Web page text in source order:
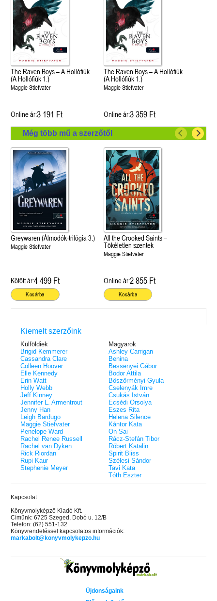
The Raven Boys – A Hollófiúk
(A Hollófiúk 1.)
Maggie Stiefvater
Online ár:3 191 Ft
The Raven Boys – A Hollófiúk
(A Hollófiúk 1.)
Maggie Stiefvater
Online ár:3 359 Ft
Még több mű a szerzőtől
Greywaren (Álmodók-trilógia 3.)
Maggie Stiefvater
Kötött ár:4 499 Ft
Kosárba
All the Crooked Saints –
Tökéletlen szentek
Maggie Stiefvater
Online ár:2 855 Ft
Kosárba
Kiemelt szerzőink
Külföldiek
Brigid Kemmerer
Cassandra Clare
Colleen Hoover
Elle Kennedy
Erin Watt
Holly Webb
Jeff Kinney
Jennifer L. Armentrout
Jenny Han
Leigh Bardugo
Maggie Stiefvater
Penelope Ward
Rachel Renee Russell
Rachel van Dyken
Rick Riordan
Rupi Kaur
Stephenie Meyer
Magyarok
Ashley Carrigan
Benina
Bessenyei Gábor
Bodor Attila
Böszörményi Gyula
Cselenyák Imre
Csukás István
Ecsédi Orsolya
Eszes Rita
Helena Silence
Kántor Kata
On Sai
Rácz-Stefán Tibor
Róbert Katalin
Spirit Bliss
Szélesi Sándor
Tavi Kata
Tóth Eszter
Kapcsolat
Könyvmolyképző Kiadó Kft.
Címünk: 6725 Szeged, Dobó u. 12/B
Telefon: (62) 551-132
Könyvrendeléssel kapcsolatos információk:
markabolt@konyvmolykepzo.hu
Újdonságaink